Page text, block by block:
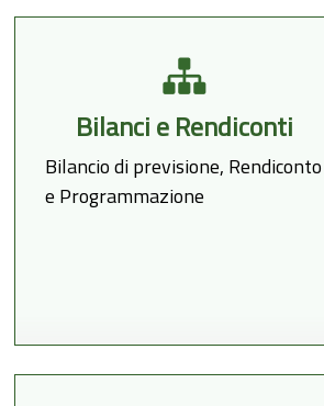
Bilanci e Rendiconti
Bilancio di previsione, Rendiconto
e Programmazione